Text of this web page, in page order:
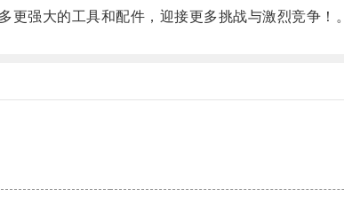
强大的工具和配件，迎接更多挑战与激烈竞争！。